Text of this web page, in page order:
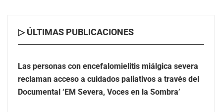
La peluquería felina se consolida como una
▷ ÚLTIMAS PUBLICACIONES
Las personas con encefalomielitis miálgica severa
reclaman acceso a cuidados paliativos a través del
Documental ‘EM Severa, Voces en la Sombra’